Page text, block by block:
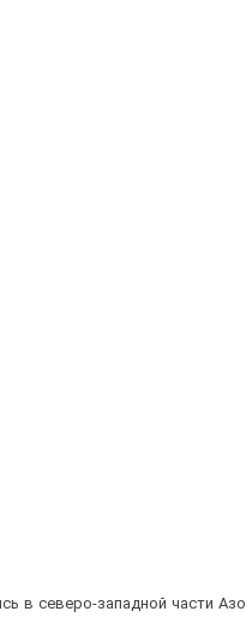
в северо-западной части